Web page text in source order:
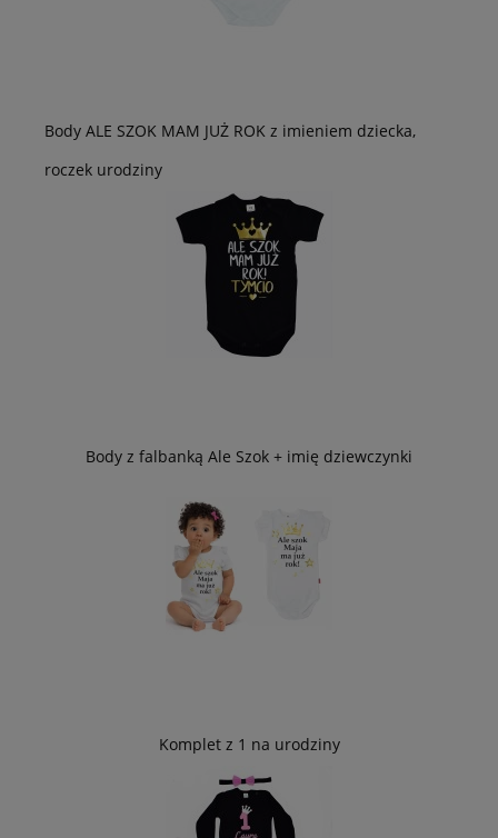
Body ALE SZOK MAM JUŻ ROK z imieniem dziecka,
roczek urodziny
Body z falbanką Ale Szok + imię dziewczynki
Komplet z 1 na urodziny